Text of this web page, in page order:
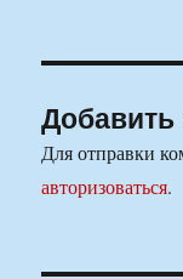
Для отправки
авторизоваться.